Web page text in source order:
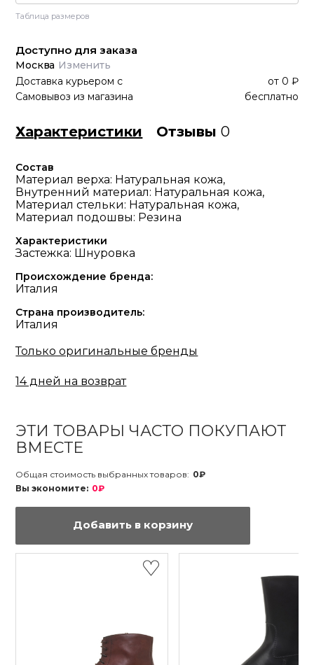
Таблица размеров
Доступно для заказа
Москва Изменить
Доставка курьером с от 0 ₽
Самовывоз из магазина
бесплатно
Характеристики Отзывы0
Состав
Материал верха: Натуральная кожа,
Внутренний материал: Натуральная кожа,
Материал стельки: Натуральная кожа,
Материал подошвы: Резина
Характеристики
Застежка: Шнуровка
Происхождение бренда:
Италия
Страна производитель:
Италия
Только оригинальные бренды
14 дней на возврат
ЭТИ ТОВАРЫ ЧАСТО ПОКУПАЮТ
ВМЕСТЕ
Общая стоимость выбранных товаров: 0₽
Вы экономите: 0₽
Добавить в корзину